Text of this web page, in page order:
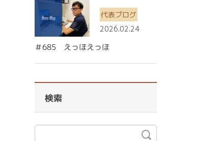
代表ブログ
2026.02.24
＃685 えっほえっほ
検索